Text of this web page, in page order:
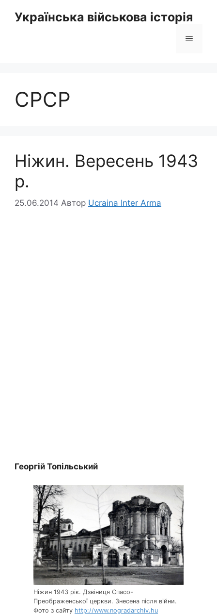
Українська військова історія
Меню
СРСР
Ніжин. Вересень 1943
р.
25.06.2014 Автор Ucraina Inter Arma
Георгій Топільський
Ніжин 1943 рік. Дзвіниця Спасо-
Преображенської церкви. Знесена після війни.
Фото з сайту http://www.nogradarchiv.hu